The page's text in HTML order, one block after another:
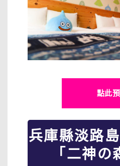
點此
兵庫縣淡路
「二神の